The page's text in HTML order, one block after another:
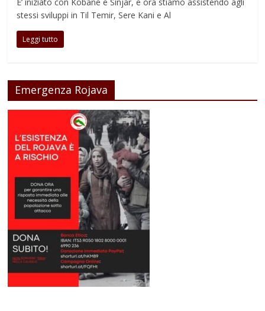
stessi sviluppi in Til Temir, Sere Kani e Al
Leggi tutto
Emergenza Rojava